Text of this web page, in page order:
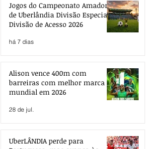
Jogos do Campeonato Amador
de Uberlândia Divisão Especial e
Divisão de Acesso 2026
há 7 dias
Alison vence 400m com
barreiras com melhor marca
mundial em 2026
28 de jul.
UberLÂNDIA perde para